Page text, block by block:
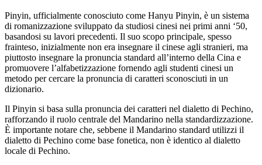
Pinyin, ufficialmente conosciuto come Hanyu Pinyin, è un sistema
di romanizzazione sviluppato da studiosi cinesi nei primi anni ‘50,
basandosi su lavori precedenti. Il suo scopo principale, spesso
frainteso, inizialmente non era insegnare il cinese agli stranieri, ma
piuttosto insegnare la pronuncia standard all’interno della Cina e
promuovere l’alfabetizzazione fornendo agli studenti cinesi un
metodo per cercare la pronuncia di caratteri sconosciuti in un
dizionario.
Il Pinyin si basa sulla pronuncia dei caratteri nel dialetto di Pechino,
rafforzando il ruolo centrale del Mandarino nella standardizzazione.
È importante notare che, sebbene il Mandarino standard utilizzi il
dialetto di Pechino come base fonetica, non è identico al dialetto
locale di Pechino.